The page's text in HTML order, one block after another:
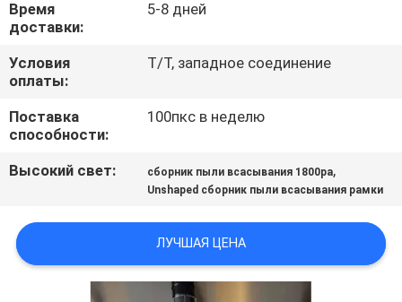
СПРОСИТЕ
ЦИТАТУ
КАРТА
POLICY
Время
доставки:
5-8 дней
Условия
оплаты:
T/T, западное соединение
Поставка
способности:
100пкс в неделю
Высокий свет: сборник пыли всасывания 1800pa,
Unshaped сборник пыли всасывания рамки
ЛУЧШАЯ ЦЕНА